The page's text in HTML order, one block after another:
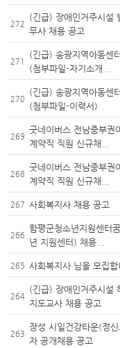
272
(긴급) 장애인거주시설
무사 채용 공고
271
(긴급) 송광지역아동센
(첨부파일-자기소개...
270
(긴급) 송광지역아동센
(첨부파일-이력서)
269
굿네이버스 전남중부권
계약직 직원 신규채...
268
굿네이버스 전남중부권
계약직 직원 신규채...
267 사회복지사 채용 공고
266
함평군청소년지원센터
년 지원센터) 채용...
265 사회복지사 님을 모집합
264
(긴급) 장애인거주시설
지도교사 채용 공고
263
장성 시일건강타운(정
자 공개채용 공고